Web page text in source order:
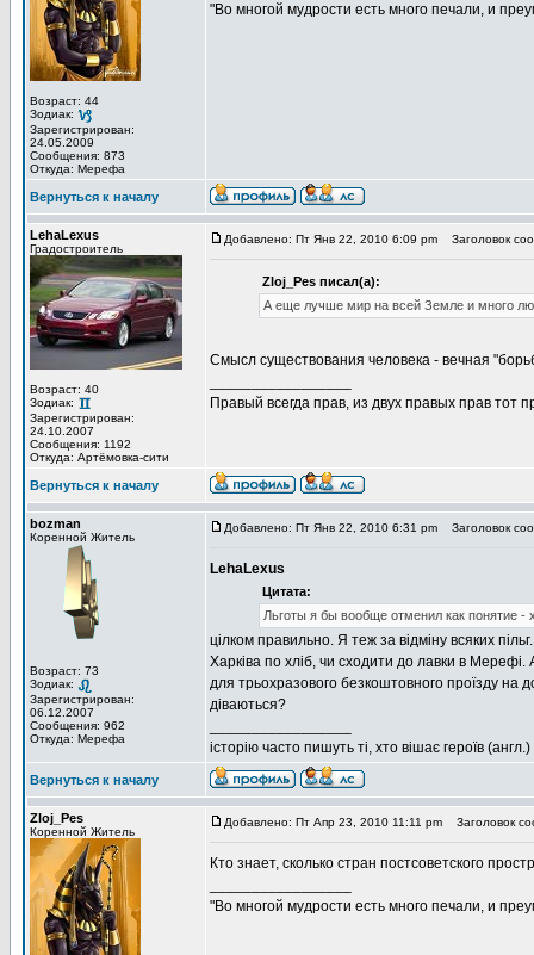
Возраст: 44
Зодиак:
Зарегистрирован:
24.05.2009
Сообщения: 873
Откуда: Мерефа
"Во многой мудрости есть много печали, и
Вернуться к началу
LehaLexus
Градостроитель
Возраст: 40
Зодиак:
Зарегистрирован:
24.10.2007
Сообщения: 1192
Откуда: Артёмовка-сити
Добавлено: Пт Янв 22, 2010 6:09 pm Заголовок
Zloj_Pes писал(а):
А еще лучше мир на всей Земле и много
Смысл существования человека - вечная
Правый всегда прав, из двух правых прав тот
Вернуться к началу
bozman
Коренной Житель
Возраст: 73
Зодиак:
Зарегистрирован:
06.12.2007
Сообщения: 962
Откуда: Мерефа
Добавлено: Пт Янв 22, 2010 6:31 pm Заголовок
LehaLexus
Цитата:
Льготы я бы вообще отменил как понятие -
цілком правильно. Я теж за відміну всяких
Харківа по хліб, чи сходити до лавки в
для трьохразового безкоштовного проїзду на
діваються?
історію часто пишуть ті, хто вішає героїв
Вернуться к началу
Zloj_Pes
Коренной Житель
Добавлено: Пт Апр 23, 2010 11:11 pm Заголовок
Кто знает, сколько стран постсоветского
"Во многой мудрости есть много печали, и